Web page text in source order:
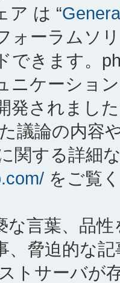
ア は “
ォーラムソ
できます。
ニケーショ
発されまし
議論の内容
関する詳細
をご覧
な言葉、品
、脅迫的な
トサーバが